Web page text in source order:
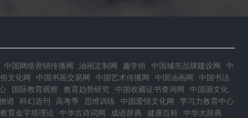
中国网络营销传播网 油画定制网 趣学街 中国城市品牌建设网
中
文化网 中国书画交易网 中国艺术传播网 中国油画网
中国书法
国际教育观察 教育趋势研究 中国收藏证书查询网
中国酒文化
谱 科幻选刊 高考季 思维训练 中国爱情文化网 学习力教育中心
教育金字塔理论 中华古诗词网 成语辞典 健康百科 中华大辞典